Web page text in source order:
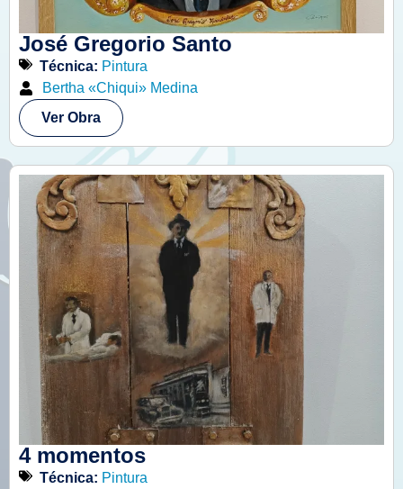
José Gregorio Santo
Técnica: Pintura
Bertha «Chiqui» Medina
Ver Obra
4 momentos
Técnica: Pintura